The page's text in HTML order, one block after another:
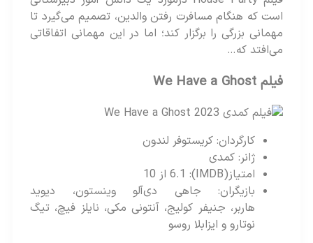
است که هنگام مسافرت رفتن والدین، تصمیم می‌گیرد تا
مهمانی بزرگی را برگزار کند؛ اما در این مهمانی اتفاقاتی
می‌افتد که…
کارگردان: کریستوفر لندون
ژانر: کمدی
امتیاز(IMDB): 6.1 از 10
بازیگران: جاهی دی‌آلو وینستون، دیوید
هاربر، جنیفر کولیج، آنتونی مکی، نایلز فیچ، تیگ
نوتارو و ایزابلا روسو